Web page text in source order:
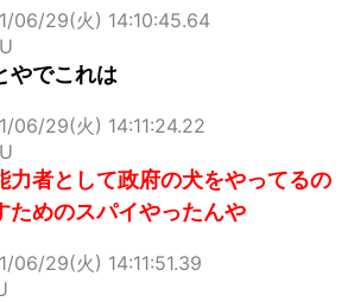
06/29(火) 14:10:45.64
やでこれは
06/29(火) 14:11:24.22
力者として政府の犬をやってるの
ためのスパイやったんや
06/29(火) 14:11:51.39